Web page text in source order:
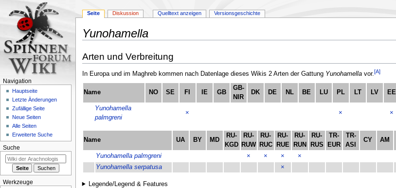
Yunohamella
Navigation
springen
Suche
springen
Arten und Verbreitung
In Europa und im Maghreb kommen nach Datenlage dieses Wikis 2 Arten der Gattung Yunohamellavor.[A]
Name NO SE FI IE GB
GB-
NIR
DK DE NL BE LU PL LT LV EE
Yunohamella
palmgreni
× × ×
Name UA BY MD
RU-
KGD
RU-
RUW
RU-
RUC
RU-
RUE
RU-
RUN
RU-
RUS
TR-
EUR
TR-
ASI
CY AM
Yunohamella palmgreni × × ×
×
Yunohamella serpatusa
×
Legende/Legend & Features
Seite Diskussion Quelltext anzeigen Versionsgeschichte
Navigation
Hauptseite
Letzte Änderungen
Zufällige Seite
Neue Seiten
Alle Seiten
Erweiterte Suche
Suche
Werkzeuge